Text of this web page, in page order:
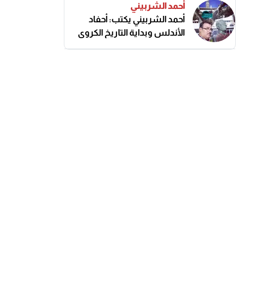
أحمد الشربيني
أحمد الشربيني يكتب: أحفاد
الأندلس وبداية التاريخ الكروي